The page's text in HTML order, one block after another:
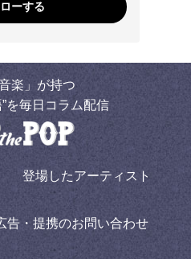
ーする
楽」が持つ
”を毎日コラム配信
登場したアーティスト
告・提携のお問い合わせ